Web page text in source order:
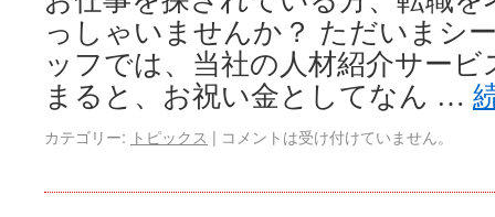
っしゃいませんか？ ただいまシ
ッフでは、当社の人材紹介サー
まると、お祝い金としてなん …
カテゴリー: トピックス | コメントは受け付けていません。